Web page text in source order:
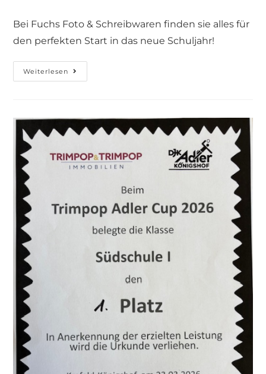
Bei Fuchs Foto & Schreibwaren finden sie alles für
den perfekten Start in das neue Schuljahr!
Weiterlesen